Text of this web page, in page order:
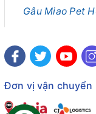
Gâu Miao Pet
Đơn vị vận chuyển